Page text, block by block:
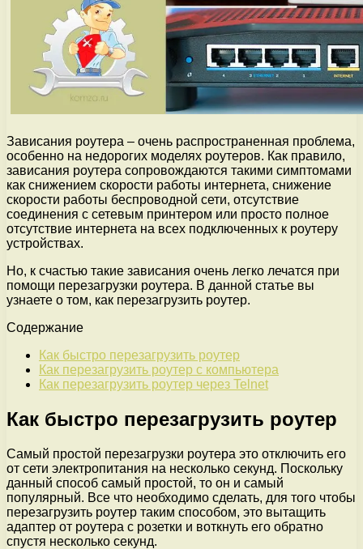
Зависания роутера – очень распространенная проблема,
особенно на недорогих моделях роутеров. Как правило,
зависания роутера сопровождаются такими симптомами
как снижением скорости работы интернета, снижение
скорости работы беспроводной сети, отсутствие
соединения с сетевым принтером или просто полное
отсутствие интернета на всех подключенных к роутеру
устройствах.
Но, к счастью такие зависания очень легко лечатся при
помощи перезагрузки роутера. В данной статье вы
узнаете о том, как перезагрузить роутер.
Содержание
Как быстро перезагрузить роутер
Как перезагрузить роутер с компьютера
Как перезагрузить роутер через Telnet
Как быстро перезагрузить роутер
Самый простой перезагрузки роутера это отключить его
от сети электропитания на несколько секунд. Поскольку
данный способ самый простой, то он и самый
популярный. Все что необходимо сделать, для того чтобы
перезагрузить роутер таким способом, это вытащить
адаптер от роутера с розетки и воткнуть его обратно
спустя несколько секунд.